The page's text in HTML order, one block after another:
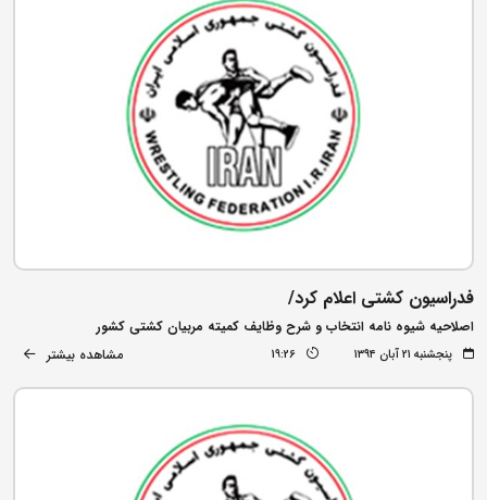
فدراسیون کشتی اعلام کرد/
اصلاحیه شیوه نامه انتخاب و شرح وظایف کمیته مربیان کشتی کشور
پنجشنبه ۲۱ آبان ۱۳۹۴ 19:26 مشاهده بیشتر